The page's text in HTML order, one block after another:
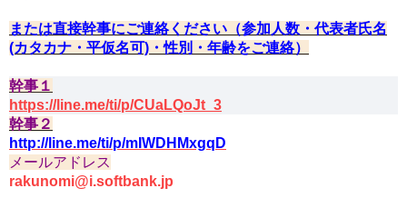
または直接幹事にご連絡ください（参加人数・代表者氏名
(カタカナ・平仮名可)・性別・年齢をご連絡）
幹事１
https://line.me/ti/p/CUaLQoJt_3
幹事２
http://line.me/ti/p/mIWDHMxgqD
メールアドレス
rakunomi@i.softbank.jp